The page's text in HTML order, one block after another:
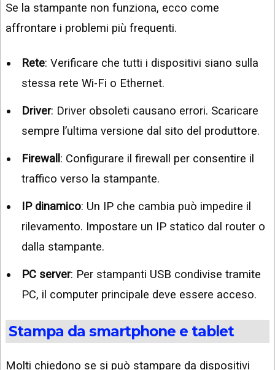
Se la stampante non funziona, ecco come
affrontare i problemi più frequenti.
Rete: Verificare che tutti i dispositivi siano sulla
stessa rete Wi-Fi o Ethernet.
Driver: Driver obsoleti causano errori. Scaricare
sempre l’ultima versione dal sito del produttore.
Firewall : Configurare il firewall per consentire il
traffico verso la stampante.
IP dinamico: Un IP che cambia può impedire il
rilevamento. Impostare un IP statico dal router o
dalla stampante.
PC server: Per stampanti USB condivise tramite
PC, il computer principale deve essere acceso.
Stampa da smartphone e tablet
Molti chiedono se si può stampare da dispositivi